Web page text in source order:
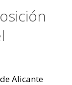
Alicante